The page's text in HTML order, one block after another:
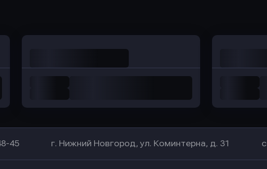
45 г. Нижний Новгород, ул. Коминтерна, д. 31